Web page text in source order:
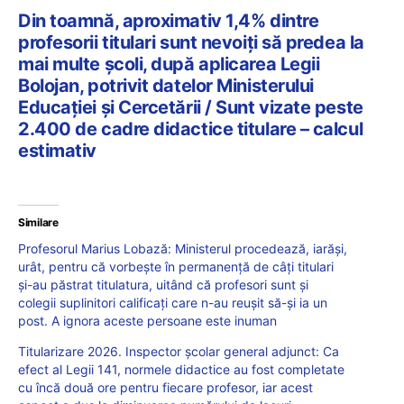
Din toamnă, aproximativ 1,4% dintre
profesorii titulari sunt nevoiți să predea la
mai multe școli, după aplicarea Legii
Bolojan, potrivit datelor Ministerului
Educației și Cercetării / Sunt vizate peste
2.400 de cadre didactice titulare – calcul
estimativ
Similare
Profesorul Marius Lobază: Ministerul procedează, iarăși,
urât, pentru că vorbește în permanență de câți titulari
și-au păstrat titulatura, uitând că profesori sunt și
colegii suplinitori calificați care n-au reușit să-și ia un
post. A ignora aceste persoane este inuman
Titularizare 2026. Inspector școlar general adjunct: Ca
efect al Legii 141, normele didactice au fost completate
cu încă două ore pentru fiecare profesor, iar acest